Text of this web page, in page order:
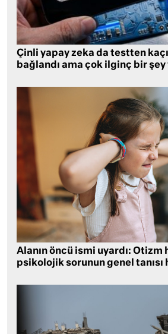
Çinli yapay zeka da testten
bağlandı ama çok ilginç bir
Alanın öncü ismi uyardı: Otizm
psikolojik sorunun genel tanısı